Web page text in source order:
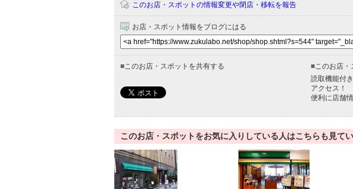
このお店・スポットの情報変更や閉店・移転を報告
お店・スポット情報をブログにはる
■このお店・スポットを共有する ■このお店・
読取機能付
アクセス！
便利に店舗
このお店・スポットをお気に入りしている人はこちらも見て